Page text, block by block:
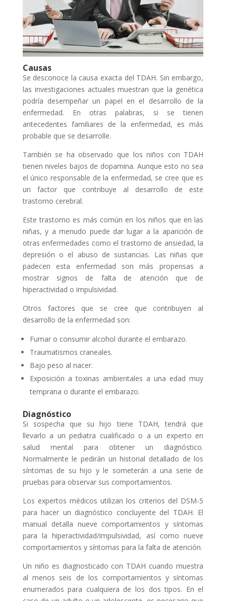
Causas
Se desconoce la causa exacta del TDAH. Sin embargo,
las investigaciones actuales muestran que la genética
podría desempeñar un papel en el desarrollo de la
enfermedad. En otras palabras, si se tienen
antecedentes familiares de la enfermedad, es más
probable que se desarrolle.
También se ha observado que los niños con TDAH
tienen niveles bajos de dopamina. Aunque esto no sea
el único responsable de la enfermedad, se cree que es
un factor que contribuye al desarrollo de este
trastorno cerebral.
Este trastorno es más común en los niños que en las
niñas, y a menudo puede dar lugar a la aparición de
otras enfermedades como el trastorno de ansiedad, la
depresión o el abuso de sustancias. Las niñas que
padecen esta enfermedad son más propensas a
mostrar signos de falta de atención que de
hiperactividad o impulsividad.
Otros factores que se cree que contribuyen al
desarrollo de la enfermedad son:
Fumar o consumir alcohol durante el embarazo.
Traumatismos craneales.
Bajo peso al nacer.
Exposición a toxinas ambientales a una edad muy
temprana o durante el embarazo.
Diagnóstico
Si sospecha que su hijo tiene TDAH, tendrá que
llevarlo a un pediatra cualificado o a un experto en
salud mental para obtener un diagnóstico.
Normalmente le pedirán un historial detallado de los
síntomas de su hijo y le someterán a una serie de
pruebas para observar sus comportamientos.
Los expertos médicos utilizan los criterios del DSM-5
para hacer un diagnóstico concluyente del TDAH. El
manual detalla nueve comportamientos y síntomas
para la hiperactividad/impulsividad, así como nueve
comportamientos y síntomas para la falta de atención.
Un niño es diagnosticado con TDAH cuando muestra
al menos seis de los comportamientos y síntomas
enumerados para cualquiera de los dos tipos. En el